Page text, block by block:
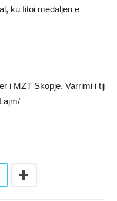
ku fitoi medaljen e
i MZT Skopje. Varrimi i tij